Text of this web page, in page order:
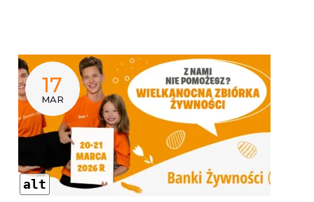
DZIEŃ:
2026-
03-
17
17
MAR
alt